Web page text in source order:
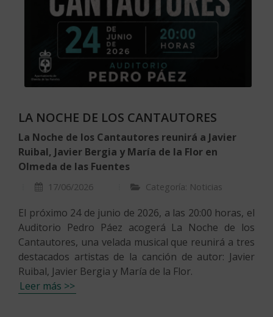
LA NOCHE DE LOS CANTAUTORES
La Noche de los Cantautores reunirá a Javier
Ruibal, Javier Bergia y María de la Flor en
Olmeda de las Fuentes
17/06/2026 Categoría: Noticias
El próximo 24 de junio de 2026, a las 20:00 horas, el
Auditorio Pedro Páez acogerá La Noche de los
Cantautores, una velada musical que reunirá a tres
destacados artistas de la canción de autor: Javier
Ruibal, Javier Bergia y María de la Flor.
Leer más >>